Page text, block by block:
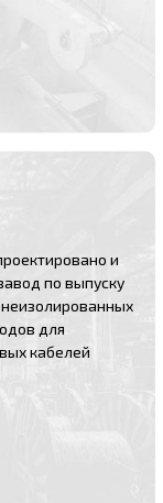
и
по выпуску
для
кабелей